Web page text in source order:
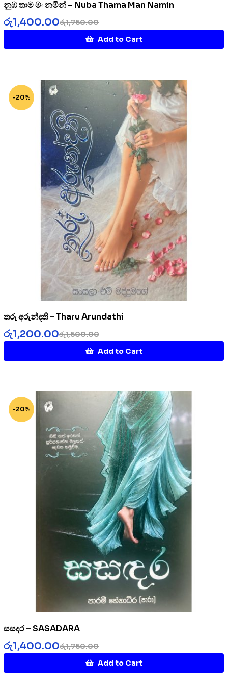
නුඹ තාම මං නමින් – Nuba Thama Man Namin
රු1,750.00
රු1,400.00
Add to Cart
-20%
තරු අරුන්දති – Tharu Arundathi
රු1,500.00
රු1,200.00
Add to Cart
-20%
සසදර – SASADARA
රු1,750.00
රු1,400.00
Add to Cart